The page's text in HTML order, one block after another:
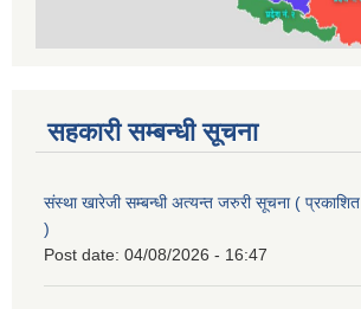
सहकारी सम्बन्धी सूचना
संस्था खारेजी सम्बन्धी अत्यन्त जरुरी सूचना (
)
Post date: 04/08/2026 - 16:47